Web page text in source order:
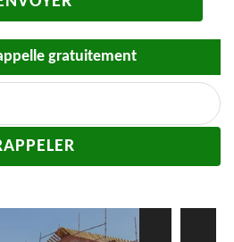
gratuitement